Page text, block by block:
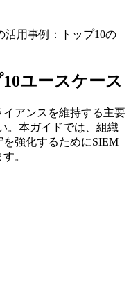
活用事例：トップ10の
ユースケース
アンスを維持する主要
。本ガイドでは、組織
強化するためにSIEM
。